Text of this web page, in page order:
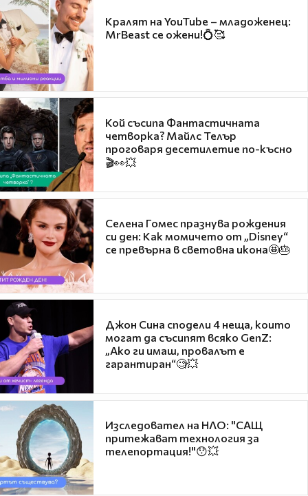
Кралят на YouTube – младоженец:
MrBeast се ожени!💍🥰
Кой съсипа Фантастичната
четворка? Майлс Телър
проговаря десетилетие по-късно
🎬👀💥
Селена Гомес празнува рождения
си ден: Как момичето от „Disney“
се превърна в световна икона🤩🎂
Джон Сина сподели 4 неща, които
могат да съсипят всяко GenZ:
„Ако ги имаш, провалът е
гарантиран“🧐💥
Изследовател на НЛО: "САЩ
притежават технология за
телепортация!"😯💥